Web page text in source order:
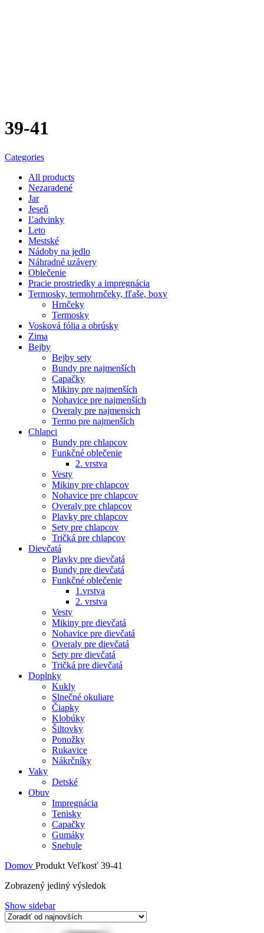
39-41
Categories
All products
Nezaradené
Jar
Jeseň
Ľadvinky
Leto
Mestské
Nádoby na jedlo
Náhradné uzávery
Oblečenie
Pracie prostriedky a impregnácia
Termosky, termohrnčeky, fľaše, boxy
Hrnčeky
Termosky
Vosková fólia a obrúsky
Zima
Bejby
Bejby sety
Bundy pre najmenších
Capačky
Mikiny pre najmenších
Nohavice pre najmenších
Overaly pre najmensich
Termo pre najmenších
Chlapci
Bundy pre chlapcov
Funkčné oblečenie
2. vrstva
Vesty
Mikiny pre chlapcov
Nohavice pre chlapcov
Overaly pre chlapcov
Plavky pre chlapcov
Sety pre chlapcov
Tričká pre chlapcov
Dievčatá
Plavky pre dievčatá
Bundy pre dievčatá
Funkčné oblečenie
1.vrstva
2. vrstva
Vesty
Mikiny pre dievčatá
Nohavice pre dievčatá
Overaly pre dievčatá
Sety pre dievčatá
Tričká pre dievčatá
Doplnky
Kukly
Slnečné okuliare
Čiapky
Klobúky
Šiltovky
Ponožky
Rukavice
Nákrčníky
Vaky
Detské
Obuv
Impregnácia
Tenisky
Capačky
Gumáky
Snehule
Domov Produkt Veľkosť 39-41
Zobrazený jediný výsledok
Show sidebar